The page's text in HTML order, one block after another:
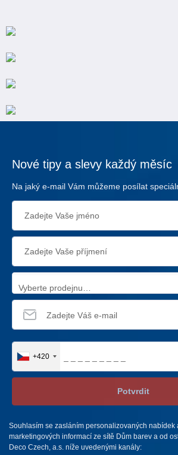
Nové tipy a slevy každý měsíc
Na jaký e-mail Vám můžeme posílat
Vyberte prodejnu…
+420
Potvrdit
Souhlasím se zasláním personalizovaných nabídek
marketingových informací ze sítě Dům barev a od
Deco Czech, a.s. níže uvedenými kanály: